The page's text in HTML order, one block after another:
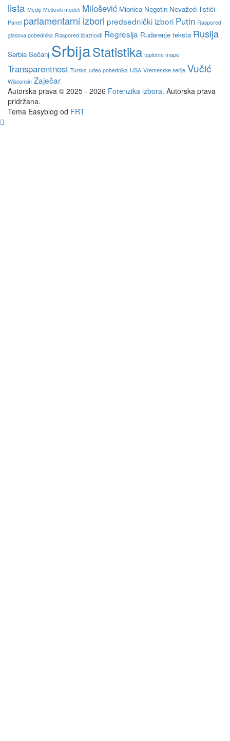
lista Mediji Mešoviti modeli Milošević Mionica Negotin Nevažeći listići
Panel parlamentarni izbori predsednički izbori Putin Raspored
glasova pobednika Raspored izlaznosti Regresija Rudarenje teksta Rusija
Serbia Sečanj SrbijaStatistika toplotne mape
Transparentnost Turska udeo pobednika USA Vremenske serije Vučić
Wisconsin Zaječar
Autorska prava © 2025 - 2026 Forenzika izbora. Autorska prava
pridržana.
Tema Easyblog od FRT